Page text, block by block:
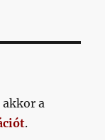
a
.